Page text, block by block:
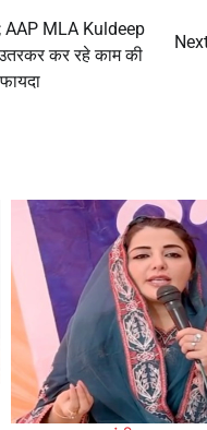
AAP MLA Kuldeep
कर रहे काम की